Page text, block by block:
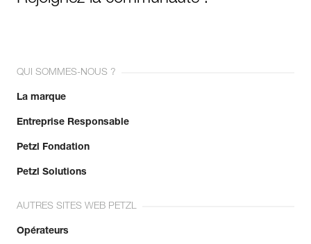
QUI SOMMES-NOUS ?
La marque
Entreprise Responsable
Petzl Fondation
Petzl Solutions
AUTRES SITES WEB PETZL
Opérateurs